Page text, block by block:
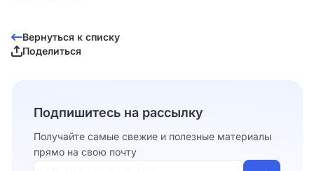
Вернуться к списку
Поделиться
Подпишитесь на рассылку
Получайте самые свежие и полезные материалы
прямо на свою почту